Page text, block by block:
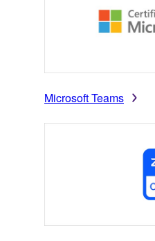
Microsoft Teams